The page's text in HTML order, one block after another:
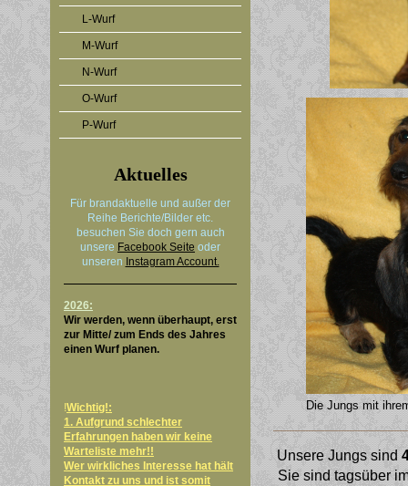
L-Wurf
M-Wurf
N-Wurf
O-Wurf
P-Wurf
Aktuelles
Für brandaktuelle und außer der
Reihe Berichte/Bilder etc.
besuchen Sie doch gern auch
unsere Facebook Seite oder
unseren Instagram Account.
2026:
Wir werden, wenn überhaupt, erst
zur Mitte/ zum Ends des Jahres
einen Wurf planen.
!Wichtig!:
1. Aufgrund schlechter
Erfahrungen haben wir keine
Warteliste mehr!!
Wer wirkliches Interesse hat hält
Kontakt zu uns und ist somit
Die Jungs mit
Unsere Jungs sind
Sie sind tagsüber